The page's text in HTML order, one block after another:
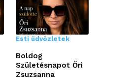
Esti üdvözletek
Boldog
Születésnapot Őri
Zsuzsanna